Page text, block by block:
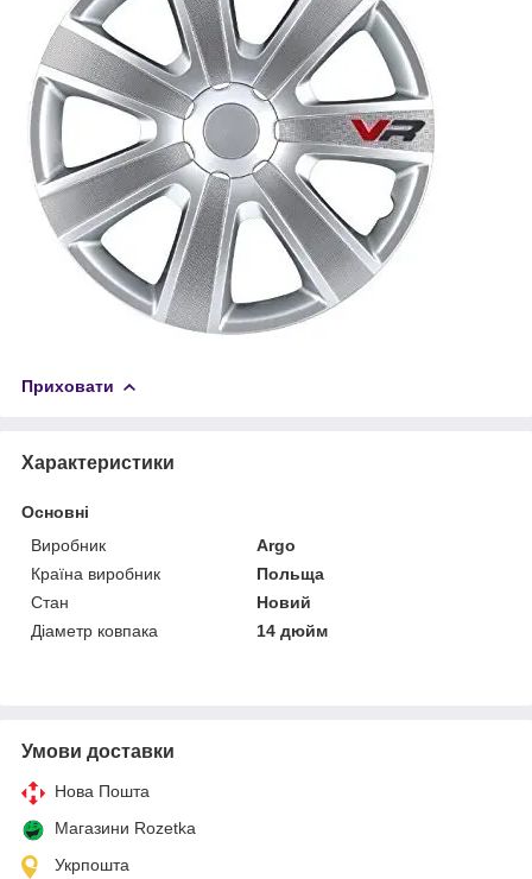
Приховати
Характеристики
Основні
Виробник
Argo
Країна виробник
Польща
Стан
Новий
Діаметр ковпака
14 дюйм
Умови доставки
Нова Пошта
Магазини Rozetka
Укрпошта